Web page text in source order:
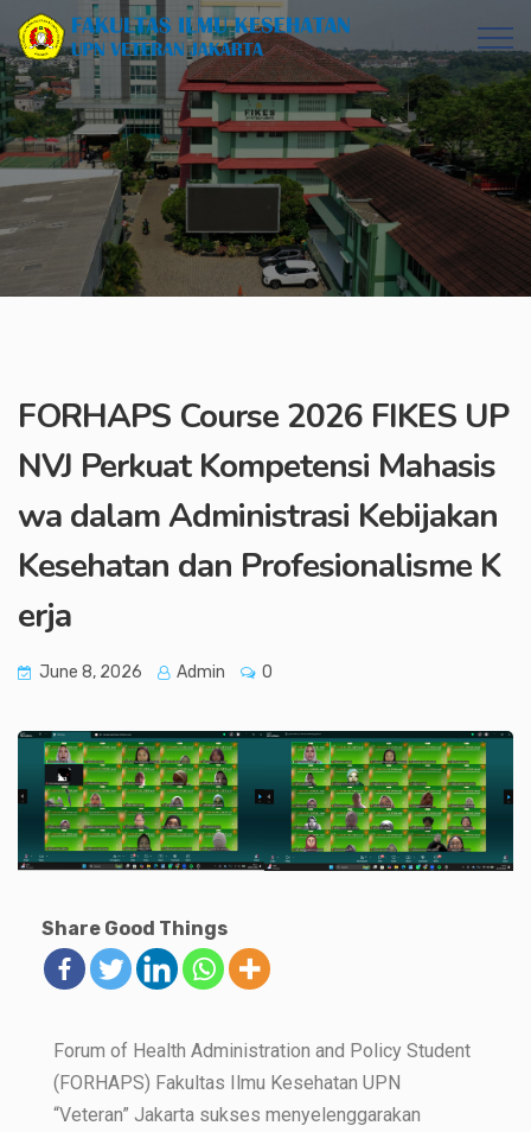
FORHAPS Course 2026 FIKES UP
NVJ Perkuat Kompetensi Mahasis
wa dalam Administrasi Kebijakan
Kesehatan dan Profesionalisme K
erja
June 8, 2026 Admin 0
Share Good Things
Forum of Health Administration and Policy Student
(FORHAPS) Fakultas Ilmu Kesehatan UPN
“Veteran” Jakarta sukses menyelenggarakan